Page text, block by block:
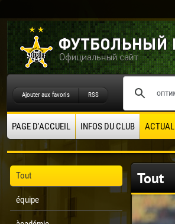
Ajouter aux favoris RSS
PAGE D'ACCUEIL INFOS DU CLUB
Tout
équipe
Tout